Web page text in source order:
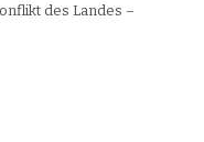
des Landes –